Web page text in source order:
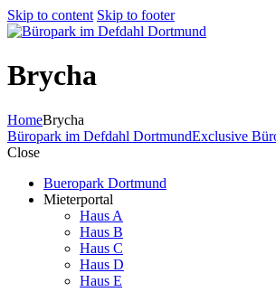
Skip to content Skip to footer
Brycha
HomeBrycha
Büropark im Defdahl DortmundExclusive
Close
Bueropark Dortmund
Mieterportal
Haus A
Haus B
Haus C
Haus D
Haus E